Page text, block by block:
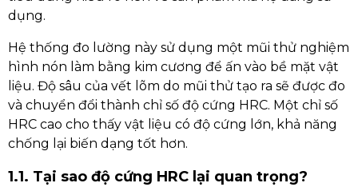
dụng.
Hệ thống đo lường này sử dụng một mũi thử nghiệm
hình nón làm bằng kim cương để ấn vào bề mặt vật
liệu. Độ sâu của vết lõm do mũi thử tạo ra sẽ được đo
và chuyển đổi thành chỉ số độ cứng HRC. Một chỉ số
HRC cao cho thấy vật liệu có độ cứng lớn, khả năng
chống lại biến dạng tốt hơn.
1.1. Tại sao độ cứng HRC lại quan trọng?